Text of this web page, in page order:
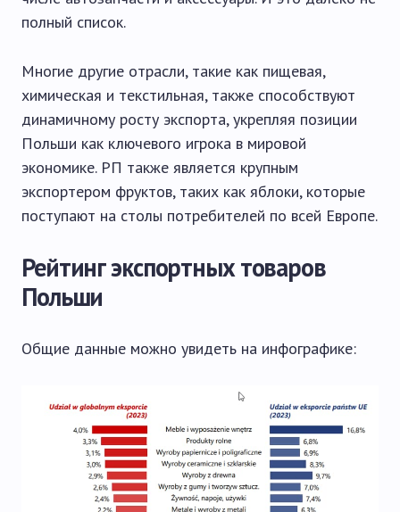
полный список.
Многие другие отрасли, такие как пищевая,
химическая и текстильная, также способствуют
динамичному росту экспорта, укрепляя позиции
Польши как ключевого игрока в мировой
экономике. РП также является крупным
экспортером фруктов, таких как яблоки, которые
поступают на столы потребителей по всей Европе.
Рейтинг экспортных товаров
Польши
Общие данные можно увидеть на инфографике: